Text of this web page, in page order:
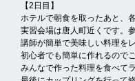
【2日目】
ホテルで朝食を取ったあと、
実習会場は唐人町近くです。
講師が簡単で美味しい料理を
初心者でも簡単に作れるので
みんなで作った料理を食べて